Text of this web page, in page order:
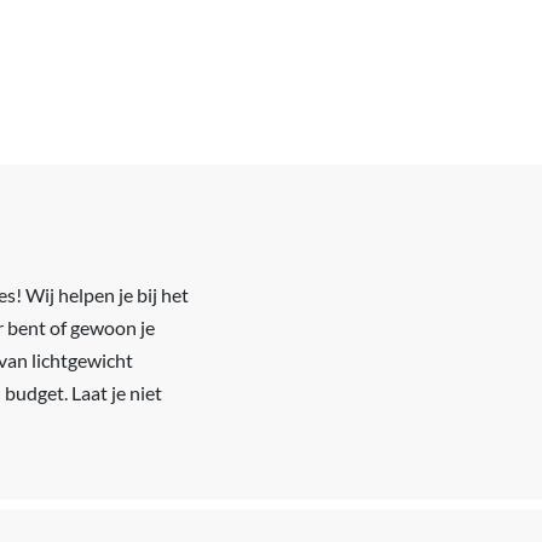
Wij helpen je bij het
bent of gewoon je
lichtgewicht
Laat je niet